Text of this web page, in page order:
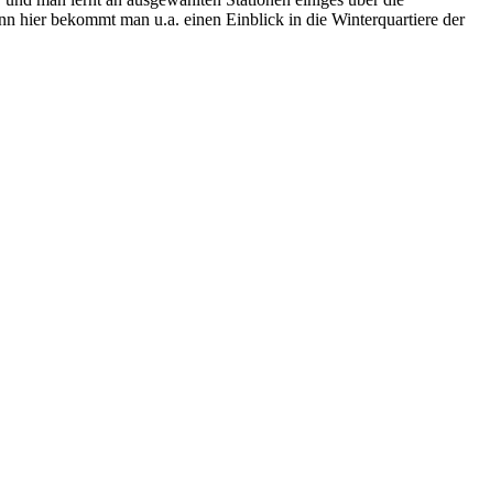
hier bekommt man u.a. einen Einblick in die Winterquartiere der